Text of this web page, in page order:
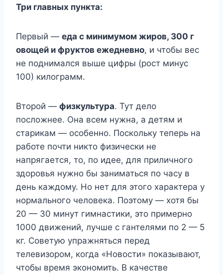
Три главных пункта:
Первый — еда с минимумом жиров, 300 г
овощей и фруктов ежедневно, и чтобы вес
не поднимался выше цифры (рост минус
100) килограмм.
Второй — физкультура. Тут дело
посложнее. Она всем нужна, а детям и
старикам — особенно. Поскольку теперь на
работе почти никто физически не
напрягается, то, по идее, для приличного
здоровья нужно бы заниматься по часу в
день каждому. Но нет для этого характера у
нормального человека. Поэтому — хотя бы
20 — 30 минут гимнастики, это примерно
1000 движений, лучше с гантелями по 2 — 5
кг. Советую упражняться перед
телевизором, когда «Новости» показывают,
чтобы время экономить. В качестве